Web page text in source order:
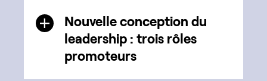
Nouvelle conception du
leadership : trois rôles
promoteurs